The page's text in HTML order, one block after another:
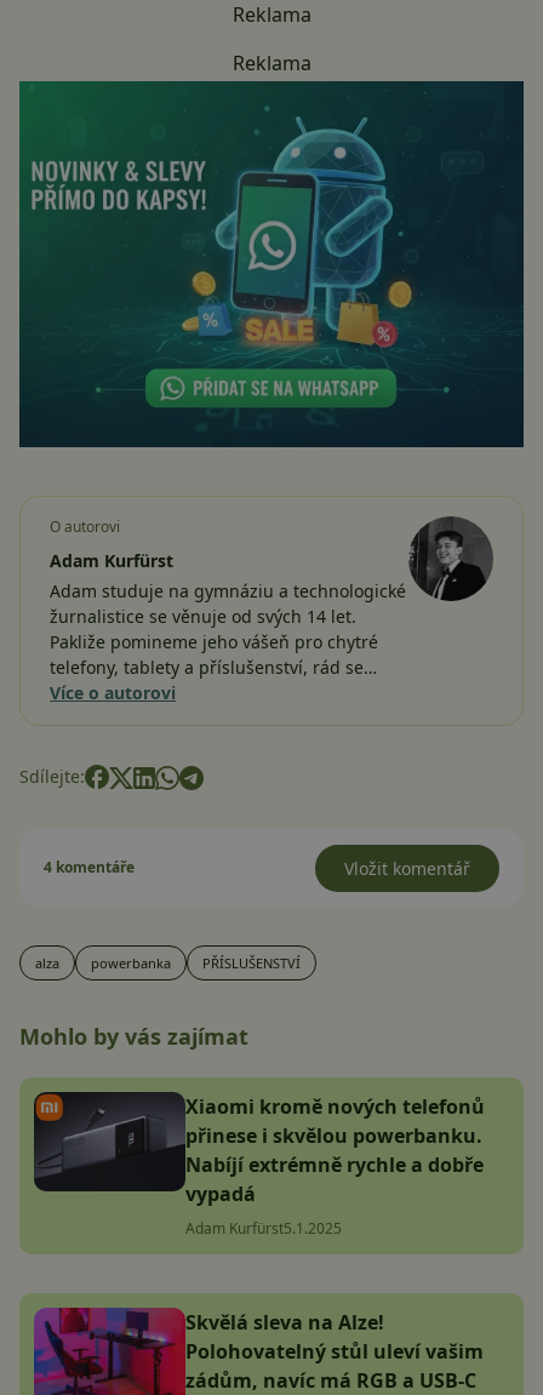
Reklama
Reklama
O autorovi
Adam Kurfürst
Adam studuje na gymnáziu a technologické
žurnalistice se věnuje od svých 14 let.
Pakliže pomineme jeho vášeň pro chytré
telefony, tablety a příslušenství, rád se…
Více o autorovi
Sdílejte:
4 komentáře Vložit komentář
alza powerbanka PŘÍSLUŠENSTVÍ
Mohlo by vás zajímat
Xiaomi kromě nových telefonů
přinese i skvělou powerbanku.
Nabíjí extrémně rychle a dobře
vypadá
Adam Kurfürst5.1.2025
Skvělá sleva na Alze!
Polohovatelný stůl uleví vašim
zádům, navíc má RGB a USB-C